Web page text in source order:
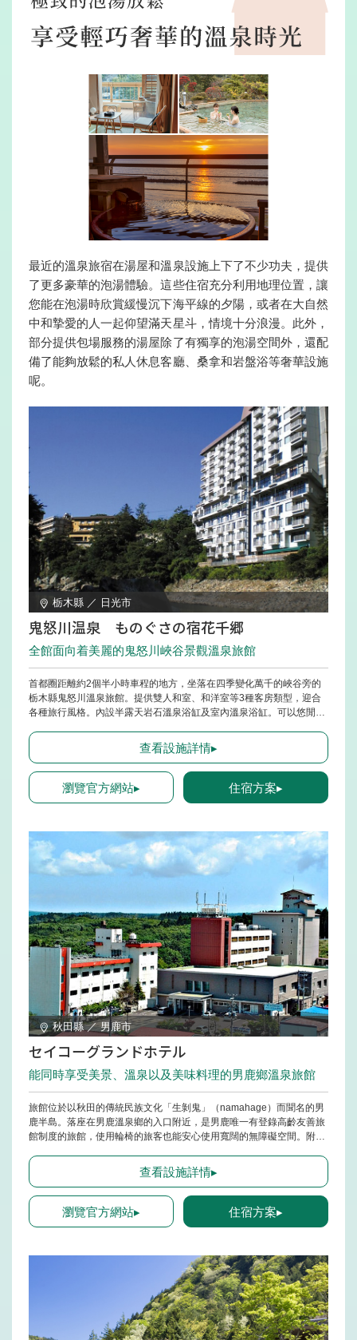
最近的溫泉旅宿在湯屋和溫泉設施上下了不少功夫，提供
了更多豪華的泡湯體驗。這些住宿充分利用地理位置，讓
您能在泡湯時欣賞緩慢沉下海平線的夕陽，或者在大自然
中和摯愛的人一起仰望滿天星斗，情境十分浪漫。此外，
部分提供包場服務的湯屋除了有獨享的泡湯空間外，還配
備了能夠放鬆的私人休息客廳、桑拿和岩盤浴等奢華設施
呢。
栃木縣 ／ 日光市
鬼怒川温泉 ものぐさの宿花千郷
全館面向着美麗的鬼怒川峽谷景觀溫泉旅館
首都圈距離約2個半小時車程的地方，坐落在四季變化萬千的峽谷旁的
栃木縣鬼怒川溫泉旅館。提供雙人和室、和洋室等3種客房類型，迎合
各種旅行風格。內設半露天岩石溫泉浴缸及室內溫泉浴缸。可以悠閒地
露臺、客房、溫泉大浴場所見鬼怒川峽谷景觀。晚餐供應以招牌菜「栃
木和牛」、「日光湯葉」等栃木食材為主的和會席料理。客房餐點計畫
也相當受歡迎。
查看設施詳情▸
瀏覽官方網站▸ 住宿方案▸
秋田縣 ／ 男鹿市
セイコーグランドホテル
能同時享受美景、溫泉以及美味料理的男鹿鄉溫泉旅館
旅館位於以秋田的傳統民族文化「生剝鬼」（namahage）而聞名的男
鹿半島。落座在男鹿溫泉鄉的入口附近，是男鹿唯一有登錄高齡友善旅
館制度的旅館，使用輪椅的旅客也能安心使用寬闊的無障礙空間。附有
度保濕效果以及美化肌膚的功效。客房皆面朝大海，莊嚴的日本海以及
綠意盎然的樹海美景盡收眼底。晚餐則能在客房內品嘗到從男鹿沿海捕
獲的新鮮海產以及當地出產的山珍。美景、溫泉、料理都能一次享受，
身心皆恢復生氣蓬勃。
查看設施詳情▸
瀏覽官方網站▸ 住宿方案▸